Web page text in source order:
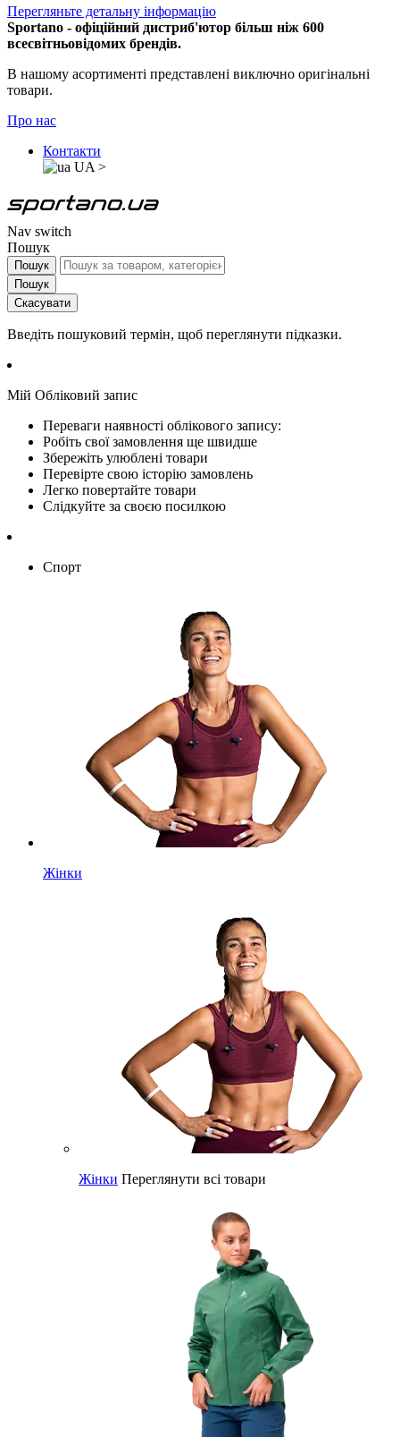
Перегляньте детальну інформацію
Sportano - офіційний дистриб'ютор більш ніж 600
всесвітньовідомих брендів.
В нашому асортименті представлені виключно оригінальні
товари.
Про нас
Контакти
UA >
Nav switch
Пошук
Пошук
Пошук
Скасувати
Введіть пошуковий термін, щоб переглянути підказки.
Мій Обліковий запис
Переваги наявності облікового запису:
Робіть свої замовлення ще швидше
Збережіть улюблені товари
Перевірте свою історію замовлень
Легко повертайте товари
Слідкуйте за своєю посилкою
Спорт
Жінки
Жінки Переглянути всі товари